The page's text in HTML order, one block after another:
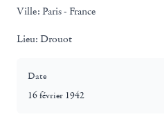
Ville: Paris - France
Lieu: Drouot
Date
16 février 1942